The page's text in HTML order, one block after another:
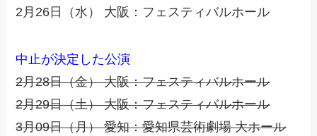
2月26日（水） 大阪：フェスティバルホール
中止が決定した公演
2月28日（金） 大阪：フェスティバルホール
2月29日（土） 大阪：フェスティバルホール
3月09日（月） 愛知：愛知県芸術劇場 大ホール